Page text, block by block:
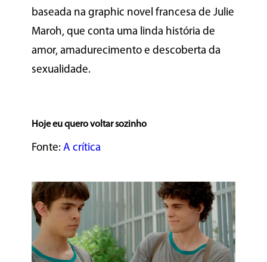
baseada na graphic novel francesa de Julie
Maroh, que conta uma linda história de
amor, amadurecimento e descoberta da
sexualidade.
Hoje eu quero voltar sozinho
Fonte: A crítica